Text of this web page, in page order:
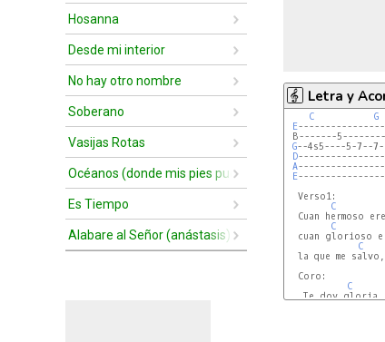
Hosanna
Desde mi interior
No hay otro nombre
Soberano
Vasijas Rotas
Océanos (donde mis pies pueden fallar)
Es Tiempo
Alabare al Señor (anástasis)
Letra y
C G
E
B-------5--------
G--4s5----5-7--
D
A
E
  Verso1:
C
Cuan hermoso
C
cuan glorioso
C
la que me
  Coro:
C
Te doy gloria,